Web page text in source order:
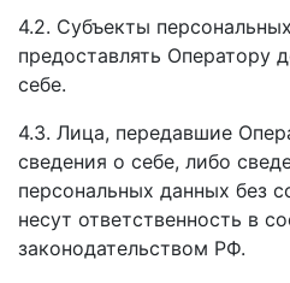
4.2. Субъекты
предоставлять Оператору
себе.
4.3. Лица, передавшие
сведения о себе, либо
персональных данных без
несут ответственность в
законодательством РФ.